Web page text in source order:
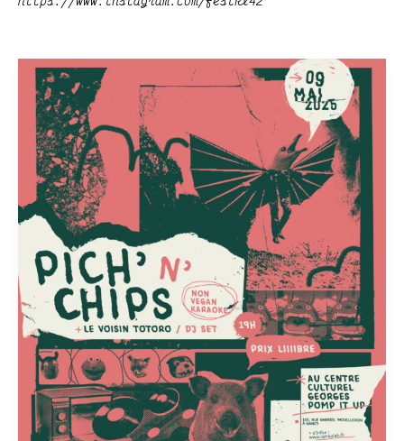
PICH’N’CHIPS
•
le
9.5.25